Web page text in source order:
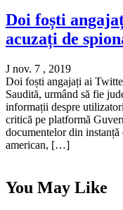
Doi foști
acuzați de
J nov. 7 , 2019
Doi foști angajați ai
Saudită, urmând să fie
informații despre
critică pe platformă
documentelor din
american, […]
You May Like